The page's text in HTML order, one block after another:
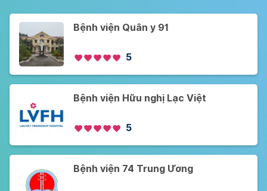
Bệnh viện Quân y 91
5
Bệnh viện Hữu nghị Lạc Việt
5
Bệnh viện 74 Trung Ương